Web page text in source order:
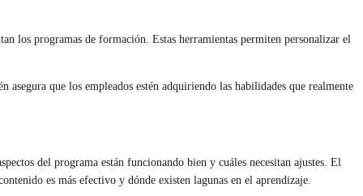
los programas de formación. Estas herramientas permiten personalizar el
que los empleados estén adquiriendo las habilidades que realmente
del programa están funcionando bien y cuáles necesitan ajustes. El
es más efectivo y dónde existen lagunas en el aprendizaje.